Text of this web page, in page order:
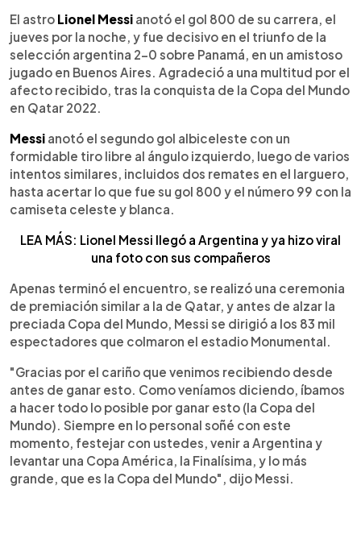
► Escuchar artículo
El astro Lionel Messi anotó el gol 800 de su carrera, el
jueves por la noche, y fue decisivo en el triunfo de la
selección argentina 2-0 sobre Panamá, en un amistoso
jugado en Buenos Aires. Agradeció a una multitud por el
afecto recibido, tras la conquista de la Copa del Mundo
en Qatar 2022.
Messi anotó el segundo gol albiceleste con un
formidable tiro libre al ángulo izquierdo, luego de varios
intentos similares, incluidos dos remates en el larguero,
hasta acertar lo que fue su gol 800 y el número 99 con la
camiseta celeste y blanca.
LEA MÁS: Lionel Messi llegó a Argentina y ya hizo viral
una foto con sus compañeros
Apenas terminó el encuentro, se realizó una ceremonia
de premiación similar a la de Qatar, y antes de alzar la
preciada Copa del Mundo, Messi se dirigió a los 83 mil
espectadores que colmaron el estadio Monumental.
"Gracias por el cariño que venimos recibiendo desde
antes de ganar esto. Como veníamos diciendo, íbamos
a hacer todo lo posible por ganar esto (la Copa del
Mundo). Siempre en lo personal soñé con este
momento, festejar con ustedes, venir a Argentina y
levantar una Copa América, la Finalísima, y lo más
grande, que es la Copa del Mundo", dijo Messi.